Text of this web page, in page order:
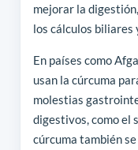
mejorar la
los cálculos
En países como
usan la cúrcuma
molestias
digestivos, como el
cúrcuma también